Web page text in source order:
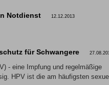
Notdienst 12.12.2013
für Schwangere
- eine Impfung und regelmäßige
HPV ist die am häufigsten sexuell